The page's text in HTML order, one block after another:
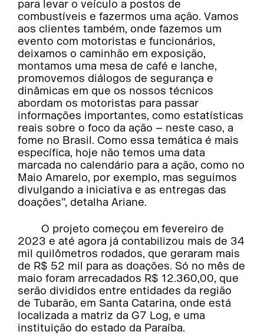
para levar o veículo a postos de
combustíveis e fazermos uma ação. Vamos
aos clientes também, onde fazemos um
evento com motoristas e funcionários,
deixamos o caminhão em exposição,
montamos uma mesa de café e lanche,
promovemos diálogos de segurança e
dinâmicas em que os nossos técnicos
abordam os motoristas para passar
informações importantes, como estatísticas
reais sobre o foco da ação – neste caso, a
fome no Brasil. Como essa temática é mais
específica, hoje não temos uma data
marcada no calendário para a ação, como no
Maio Amarelo, por exemplo, mas seguimos
divulgando a iniciativa e as entregas das
doações”, detalha Ariane.
O projeto começou em fevereiro de
2023 e até agora já contabilizou mais de 34
mil quilômetros rodados, que geraram mais
de R$ 52 mil para as doações. Só no mês de
maio foram arrecadados R$ 12.360,00, que
serão divididos entre entidades da região
de Tubarão, em Santa Catarina, onde está
localizada a matriz da G7 Log, e uma
instituição do estado da Paraíba.